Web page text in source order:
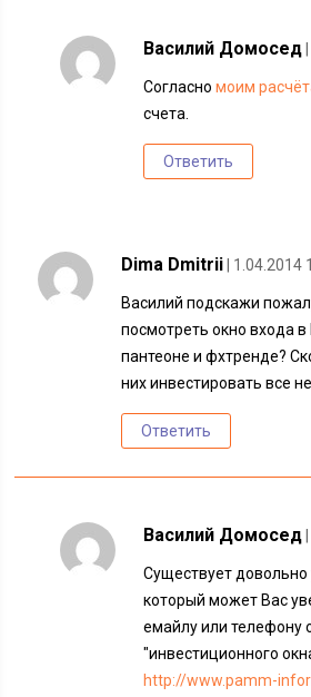
Василий Домосед
Согласномоим
счета.
Ответить
Dima Dmitrii | 1.04.2014
Василий подскажи
посмотреть окно входа
пантеоне и фхтренде?
них инвестировать все
Ответить
Василий Домосед
Существует
который может Вас
емайлу или телефону
"инвестиционного
http://www.pamm-